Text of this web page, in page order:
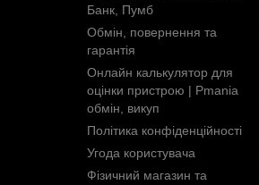
Банк, Пумб
Обмін, повернення та
гарантія
Онлайн калькулятор для
оцінки пристрою | Pmania
обмін, викуп
Політика конфіденційності
Угода користувача
Фізичний магазин та